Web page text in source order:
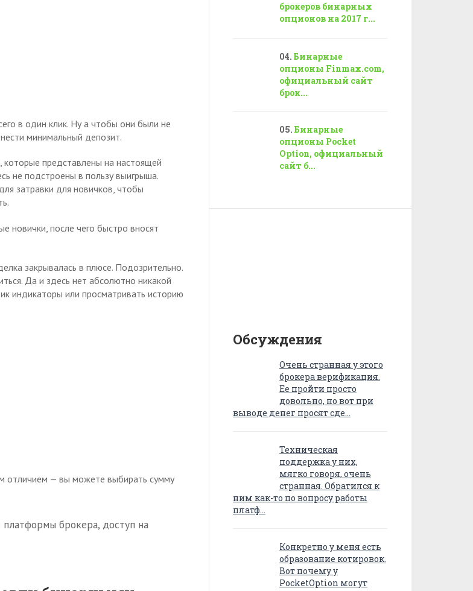
в один клик. Ну а чтобы они были не
минимальный депозит.
которые представлены на настоящей
не подстроены в пользу выигрыша.
затравки для новичков, чтобы
новички, после чего быстро вносят
закрывалась в плюсе. Подозрительно.
Да и здесь нет абсолютно никакой
индикаторы или просматривать историю
отличием — вы можете выбирать сумму
брокера, доступ на
брокеров бинарных
опционов на 2017 г...
Бинарные
опционы Finmax.com,
официальный сайт
брок...
Бинарные
опционы Pocket
Option, официальный
сайт б...
Обсуждения
Очень странная у этого
брокера верификация.
Ее пройти просто
довольно, но вот при
выводе денег просят сде…
Техническая
поддержка у них,
мягко говоря, очень
странная. Обратился к
ним как-то по вопросу работы
платф…
Конкретно у меня есть
образование котировок.
Вот почему у
PocketOption могут